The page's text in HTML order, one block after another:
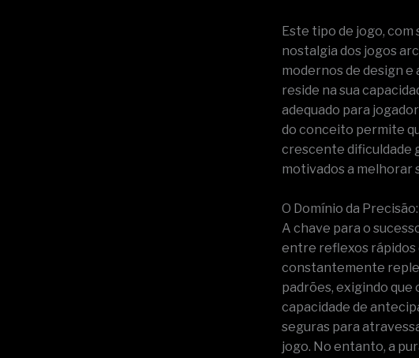
Este tipo de jogo, com
nostalgia dos jogos
modernos de design e
reside na sua
adequado para
do conceito permite
crescente dificuldade
motivados a melhorar
O Domínio da
A chave para o
entre reflexos rápidos
constantemente
padrões, exigindo
capacidade de
seguras para
jogo. No entanto, a